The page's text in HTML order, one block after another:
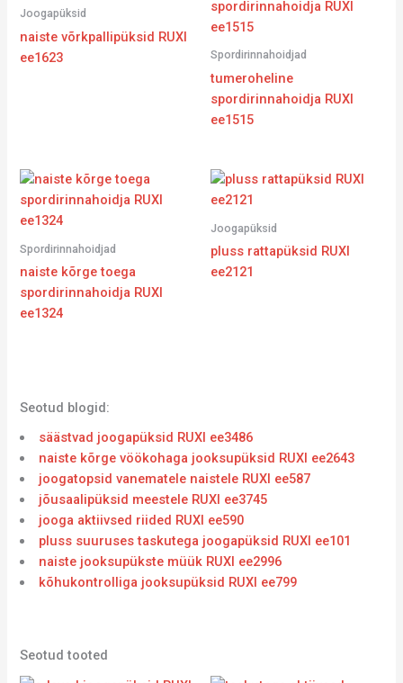
Joogapüksid
naiste võrkpallipüksid RUXI
ee1623
Spordirinnahoidjad
tumeroheline
spordirinnahoidja RUXI
ee1515
Spordirinnahoidjad
naiste kõrge toega
spordirinnahoidja RUXI
ee1324
Joogapüksid
pluss rattapüksid RUXI
ee2121
Seotud blogid:
säästvad joogapüksid RUXI ee3486
naiste kõrge vöökohaga jooksupüksid RUXI ee2643
joogatopsid vanematele naistele RUXI ee587
jõusaalipüksid meestele RUXI ee3745
jooga aktiivsed riided RUXI ee590
pluss suuruses taskutega joogapüksid RUXI ee101
naiste jooksupükste müük RUXI ee2996
kõhukontrolliga jooksupüksid RUXI ee799
Seotud tooted